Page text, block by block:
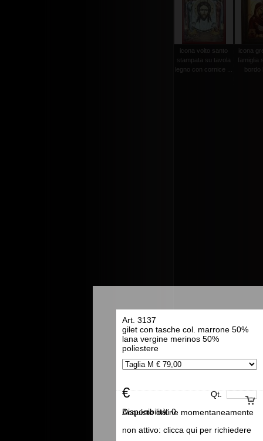
Art. 3137
gilet con tasche col. marrone 50%
lana vergine merinos 50%
poliestere
€
Qt.
Acquisto online momentaneamente
non attivo: clicca qui per richiedere
Disponibilità:0
icona volto santo
stampata su tavola
legno con cornice ...
icona
famiglia
bordo